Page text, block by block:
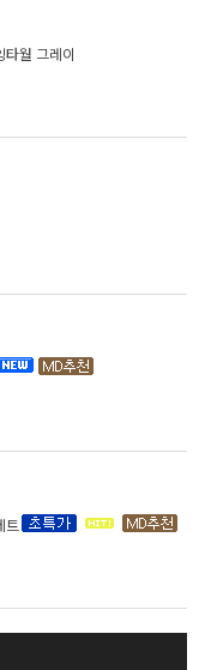
월 그레이
트